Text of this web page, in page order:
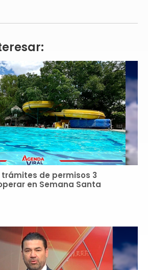
de permisos 3
en Semana Santa